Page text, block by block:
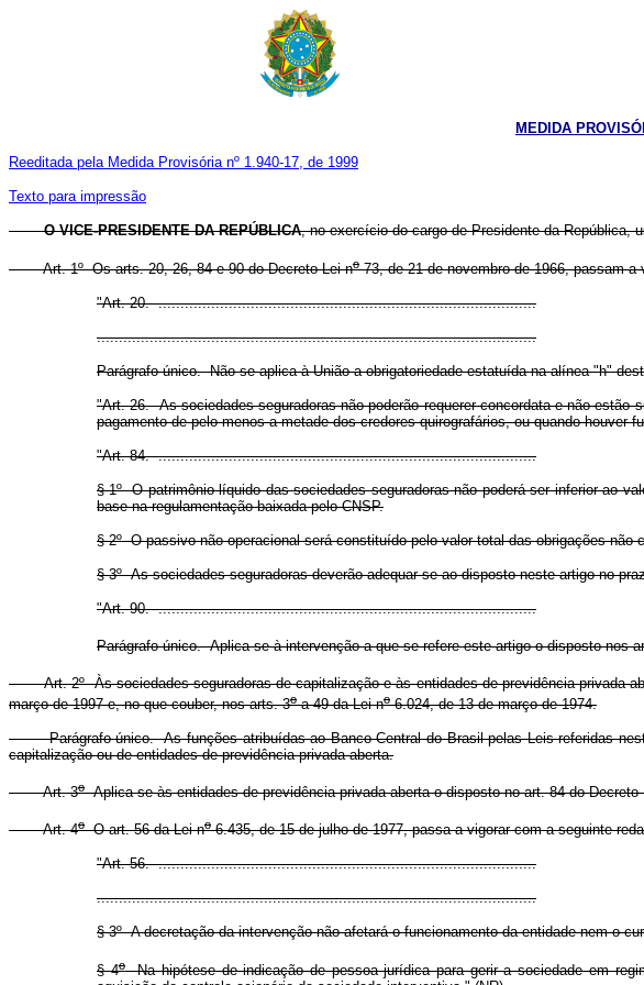
MEDIDA
Reeditada pela Medida Provisória nº 1.940-17, de 1999
Texto para impressão
O VICE-PRESIDENTE DA REPÚBLICA, no exercício do cargo de Presidente da República,
Art. 1º Os arts. 20, 26, 84 e 90 do Decreto-Lei no73, de 21 de novembro de 1966, passam a
"Art. 20. ......................................................................................
....................................................................................................
Parágrafo único. Não se aplica à União a obrigatoriedade estatuída na alínea "h"
"Art. 26. As sociedades seguradoras não poderão requerer concordata e não
pagamento de pelo menos a metade dos credores quirografários, ou quando houver
"Art. 84. ......................................................................................
§ 1º O patrimônio líquido das sociedades seguradoras não poderá ser inferior ao
base na regulamentação baixada pelo CNSP.
§ 2º O passivo não operacional será constituído pelo valor total das obrigações não
§ 3º As sociedades seguradoras deverão adequar-se ao disposto neste artigo no
"Art. 90. ......................................................................................
Parágrafo único. Aplica-se à intervenção a que se refere este artigo o disposto nos
Art. 2º Às sociedades seguradoras de capitalização e às entidades de previdência privada
março de 1997 e, no que couber, nos arts. 3oa 49 da Lei no6.024, de 13 de março de 1974.
Parágrafo único. As funções atribuídas ao Banco Central do Brasil pelas Leis referidas neste
capitalização ou de entidades de previdência privada aberta.
Art. 3oAplica-se às entidades de previdência privada aberta o disposto no art. 84 do
Art. 4oO art. 56 da Lei no6.435, de 15 de julho de 1977, passa a vigorar com a seguinte
"Art. 56. ......................................................................................
....................................................................................................
§ 3º A decretação da intervenção não afetará o funcionamento da entidade nem o
§ 4oNa hipótese de indicação de pessoa jurídica para gerir a sociedade em